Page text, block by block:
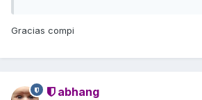
Gracias compi
abhang